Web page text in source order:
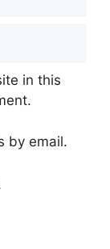
in this
by email.